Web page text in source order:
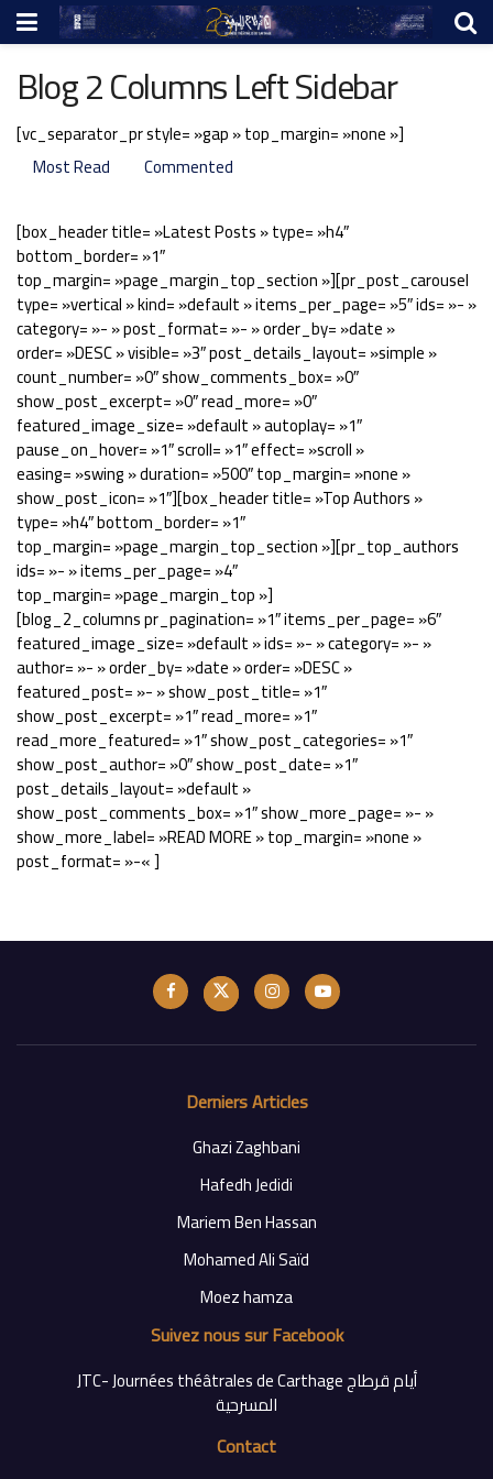
Blog 2 Columns Left Sidebar
[vc_separator_pr style= »gap » top_margin= »none »]
Most Read
Commented
[box_header title= »Latest Posts » type= »h4″
bottom_border= »1″
top_margin= »page_margin_top_section »][pr_post_carousel
type= »vertical » kind= »default » items_per_page= »5″ ids= »- »
category= »- » post_format= »- » order_by= »date »
order= »DESC » visible= »3″ post_details_layout= »simple »
count_number= »0″ show_comments_box= »0″
show_post_excerpt= »0″ read_more= »0″
featured_image_size= »default » autoplay= »1″
pause_on_hover= »1″ scroll= »1″ effect= »scroll »
easing= »swing » duration= »500″ top_margin= »none »
show_post_icon= »1″][box_header title= »Top Authors »
type= »h4″ bottom_border= »1″
top_margin= »page_margin_top_section »][pr_top_authors
ids= »- » items_per_page= »4″
top_margin= »page_margin_top »]
[blog_2_columns pr_pagination= »1″ items_per_page= »6″
featured_image_size= »default » ids= »- » category= »- »
author= »- » order_by= »date » order= »DESC »
featured_post= »- » show_post_title= »1″
show_post_excerpt= »1″ read_more= »1″
read_more_featured= »1″ show_post_categories= »1″
show_post_author= »0″ show_post_date= »1″
post_details_layout= »default »
show_post_comments_box= »1″ show_more_page= »- »
show_more_label= »READ MORE » top_margin= »none »
post_format= »-« ]
Derniers Articles
Ghazi Zaghbani
Hafedh Jedidi
Mariem Ben Hassan
Mohamed Ali Saïd
Moez hamza
Suivez nous sur Facebook
‎JTC- Journées théâtrales de Carthage أيام قرطاج
Contact